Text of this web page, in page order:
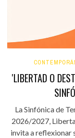
'LIBERTAD O
La Sinfónica de
2026/2027,
invita a reflexionar